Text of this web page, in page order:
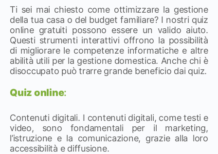
Ti sei mai chiesto come ottimizzare la gestione
della tua casa o del budget familiare? I nostri quiz
online gratuiti possono essere un valido aiuto.
Questi strumenti interattivi offrono la possibilità
di migliorare le competenze informatiche e altre
abilità utili per la gestione domestica. Anche chi è
disoccupato può trarre grande beneficio dai quiz.
Quiz online:
Contenuti digitali. I contenuti digitali, come testi e
video, sono fondamentali per il marketing,
l’istruzione e la comunicazione, grazie alla loro
accessibilità e diffusione.